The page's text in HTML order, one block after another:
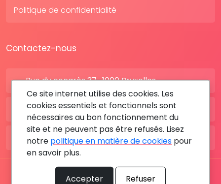
Politique de confidentialité
Contactez-nous
Rue du congrès 37 , 1000 Bruxelles
BE: +32 28080227
FR: +33 183642895
Tous les droits sont réservés © 2026 RDV MÉDICAL By
Ce site internet utilise des cookies. Les
cookies essentiels et fonctionnels sont
nécessaires au bon fonctionnement du
site et ne peuvent pas être refusés. Lisez
notre politique en matière de cookies pour
en savoir plus.
Accepter Refuser